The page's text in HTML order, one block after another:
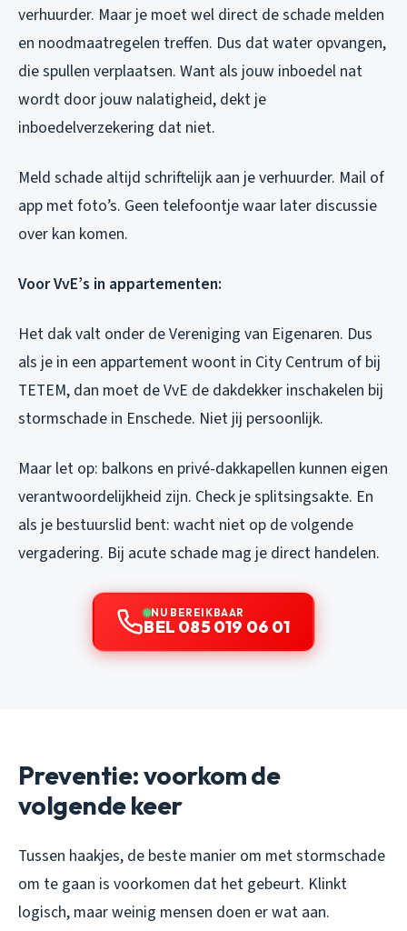
verhuurder. Maar je moet wel direct de schade melden
en noodmaatregelen treffen. Dus dat water opvangen,
die spullen verplaatsen. Want als jouw inboedel nat
wordt door jouw nalatigheid, dekt je
inboedelverzekering dat niet.
Meld schade altijd schriftelijk aan je verhuurder. Mail of
app met foto’s. Geen telefoontje waar later discussie
over kan komen.
Voor VvE’s in appartementen:
Het dak valt onder de Vereniging van Eigenaren. Dus
als je in een appartement woont in City Centrum of bij
TETEM, dan moet de VvE de dakdekker inschakelen bij
stormschade in Enschede. Niet jij persoonlijk.
Maar let op: balkons en privé-dakkapellen kunnen eigen
verantwoordelijkheid zijn. Check je splitsingsakte. En
als je bestuurslid bent: wacht niet op de volgende
vergadering. Bij acute schade mag je direct handelen.
NU BEREIKBAAR
BEL 085 019 06 01
Preventie: voorkom de
volgende keer
Tussen haakjes, de beste manier om met stormschade
om te gaan is voorkomen dat het gebeurt. Klinkt
logisch, maar weinig mensen doen er wat aan.